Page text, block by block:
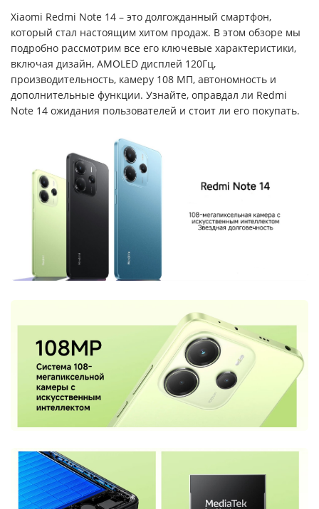
Xiaomi Redmi Note 14 – это долгожданный смартфон,
который стал настоящим хитом продаж. В этом обзоре мы
подробно рассмотрим все его ключевые характеристики,
включая дизайн, AMOLED дисплей 120Гц,
производительность, камеру 108 МП, автономность и
дополнительные функции. Узнайте, оправдал ли Redmi
Note 14 ожидания пользователей и стоит ли его покупать.